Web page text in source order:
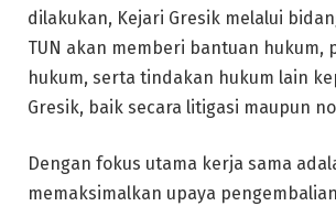
dilakukan, Kejari Gresik melalui
TUN akan memberi bantuan hukum,
hukum, serta tindakan hukum lain
Gresik, baik secara litigasi maupun
Dengan fokus utama kerja sama
memaksimalkan upaya